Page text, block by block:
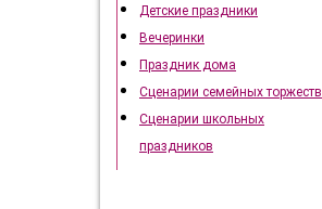
Детские праздники
Вечеринки
Праздник дома
Сценарии семейных торжеств
Сценарии школьных
праздников